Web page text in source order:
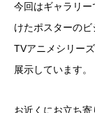
今回はギャラリ
けたポスターの
TVアニメシリー
展示しています。
お近くにお立ち寄